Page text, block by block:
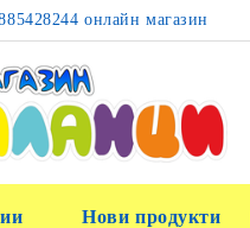
онлайн магазин
Нови продукти